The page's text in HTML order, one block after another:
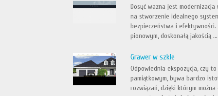
Dosyć wazna jest
na stworzenie idealnego
bezpieczeństwa i
pionowym, doskonałą jakością ...
Grawer w szkle
Odpowiednia ekspozycja, czy
pamiątkowym, bywa bardzo
rozwiązań, dzięki którym